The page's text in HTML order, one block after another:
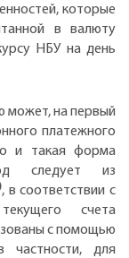
которые
в валюту
НБУ на день
может, на первый
платежного
и такая форма
следует из
, в соответствии с
счета
с помощью
частности, для